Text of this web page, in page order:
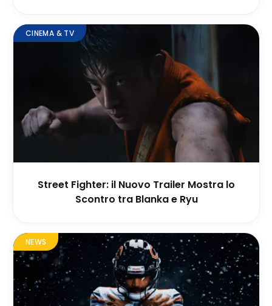
CINEMA & TV
Street Fighter: il Nuovo Trailer Mostra lo
Scontro tra Blanka e Ryu
NEWS